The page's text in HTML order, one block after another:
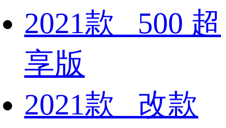
2021款 500 超
享版
2021款 改款